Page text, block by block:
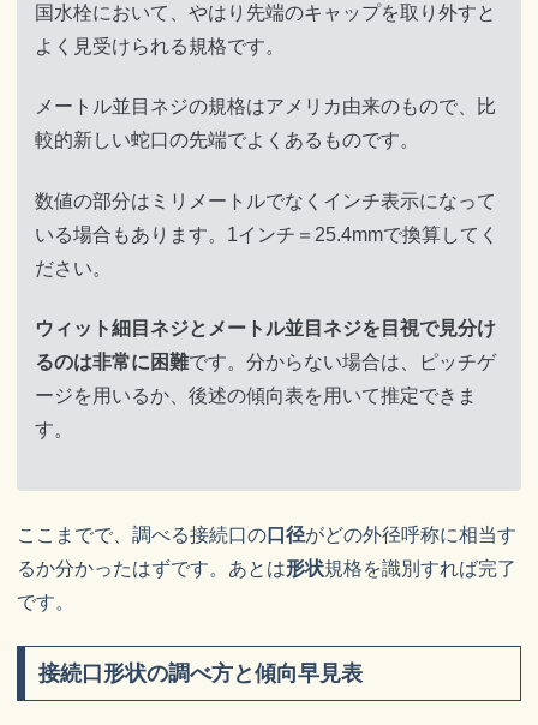
国水栓において、やはり先端のキャップを取り外すと
よく見受けられる規格です。
メートル並目ネジの規格はアメリカ由来のもので、比
較的新しい蛇口の先端でよくあるものです。
数値の部分はミリメートルでなくインチ表示になって
いる場合もあります。1インチ＝25.4mmで換算してく
ださい。
ウィット細目ネジとメートル並目ネジを目視で見分け
るのは非常に困難です。分からない場合は、ピッチゲ
ージを用いるか、後述の傾向表を用いて推定できま
す。
ここまでで、調べる接続口の口径がどの外径呼称に相当す
るか分かったはずです。あとは形状規格を識別すれば完了
です。
接続口形状の調べ方と傾向早見表